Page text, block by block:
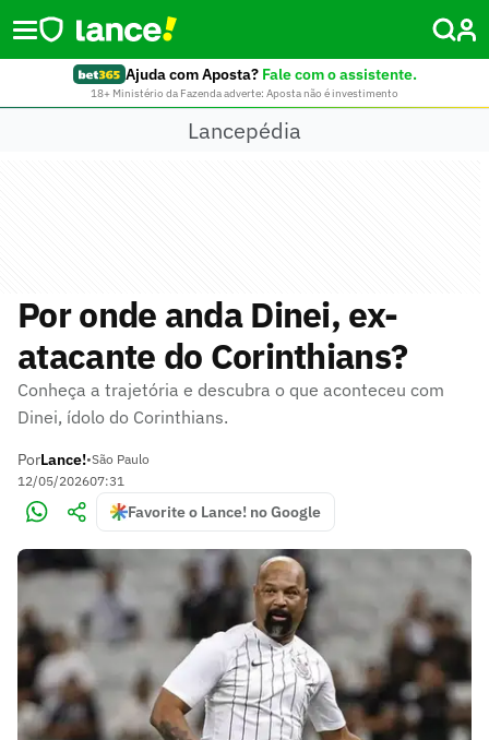
Ajuda com Aposta? Fale com o assistente.
18+ Ministério da Fazenda adverte: Aposta não é investimento
Lancepédia
Por onde anda Dinei, ex-
atacante do Corinthians?
Conheça a trajetória e descubra o que aconteceu com
Dinei, ídolo do Corinthians.
PorLance!•São Paulo
12/05/202607:31
Favorite o Lance! no Google